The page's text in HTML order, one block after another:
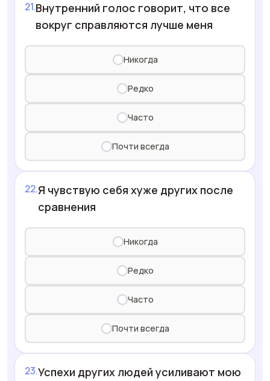
Внутренний голос говорит, что все
вокруг справляются лучше меня
Никогда
Редко
Часто
Почти всегда
Я чувствую себя хуже других после
сравнения
Никогда
Редко
Часто
Почти всегда
Успехи других людей усиливают мою